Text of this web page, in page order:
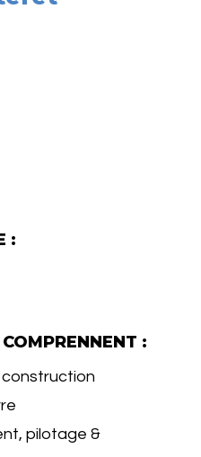
:
:
construction
pilotage &